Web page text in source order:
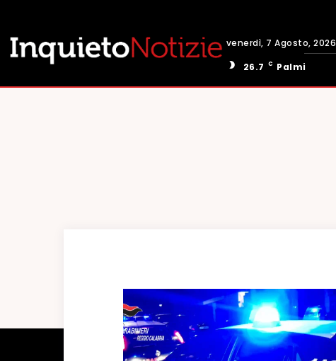
venerdì, 7 Agosto, 2026
26.7
C Palmi